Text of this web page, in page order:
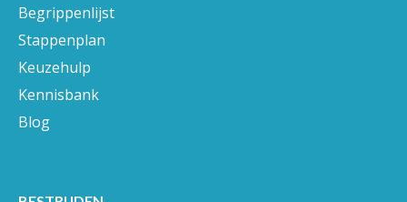
Begrippenlijst
Stappenplan
Keuzehulp
Kennisbank
Blog